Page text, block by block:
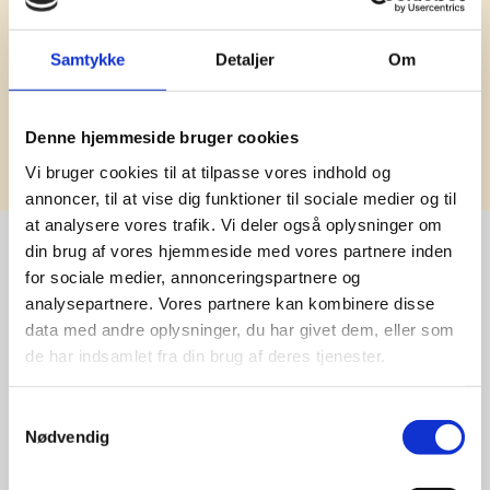
Samtykke Detaljer Om
Denne hjemmeside bruger cookies
Vi bruger cookies til at tilpasse vores indhold og
annoncer, til at vise dig funktioner til sociale medier og til
at analysere vores trafik. Vi deler også oplysninger om
din brug af vores hjemmeside med vores partnere inden
for sociale medier, annonceringspartnere og
analysepartnere. Vores partnere kan kombinere disse
data med andre oplysninger, du har givet dem, eller som
de har indsamlet fra din brug af deres tjenester.
Nødvendig
Tilmeld
Stærke
leverandører
giver større